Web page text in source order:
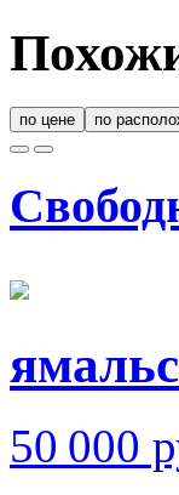
по цене по
50 000